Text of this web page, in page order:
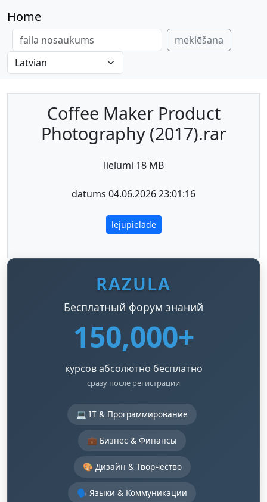
Home
meklēšana
Coffee Maker Product
Photography (2017).rar
lielumi 18 MB
datums 04.06.2026 23:01:16
lejupielāde
RAZULA
Бесплатный форум знаний
150,000+
курсов абсолютно бесплатно
сразу после регистрации
💻 IT & Программирование
💼 Бизнес & Финансы
🎨 Дизайн & Творчество
🗣️ Языки & Коммуникации